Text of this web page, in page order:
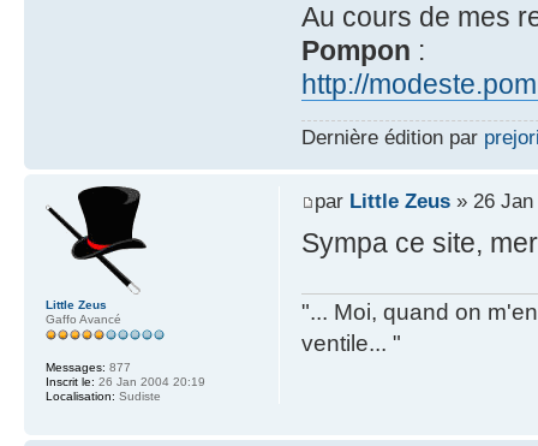
Au cours de mes
Pompon :
http://
Dernière édition par
par Little Zeus» 26 Jan
Sympa ce site,
"... Moi, quand on
ventile... "
Little Zeus
Gaffo Avancé
Messages: 877
Inscrit le: 26 Jan 2004 20:19
Localisation: Sudiste